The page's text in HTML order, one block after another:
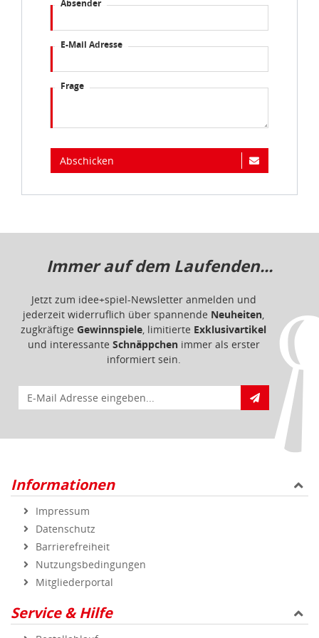
idee+spiel Betriebs-GmbH
DatenschutzbestimmungenundImpressum
Absender
E-Mail Adresse
Frage
Abschicken
Immer auf dem Laufenden...
Jetzt zum idee+spiel-Newsletter anmelden und
jederzeit widerruflich über spannende Neuheiten,
zugkräftige Gewinnspiele, limitierte Exklusivartikel
und interessante Schnäppchenimmer als erster
informiert sein.
E-Mail für Newsletteranmeldung
Informationen
Impressum
Datenschutz
Barrierefreiheit
Nutzungsbedingungen
Mitgliederportal
Service & Hilfe